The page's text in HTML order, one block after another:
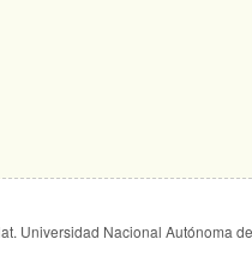
Universidad Nacional Autónoma